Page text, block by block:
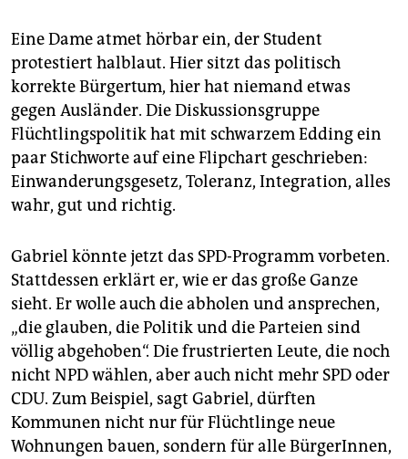
Eine Dame atmet hörbar ein, der Student
protestiert halblaut. Hier sitzt das politisch
korrekte Bürgertum, hier hat niemand etwas
gegen Ausländer. Die Diskussionsgruppe
Flüchtlingspolitik hat mit schwarzem Edding ein
paar Stichworte auf eine Flipchart geschrieben:
Einwanderungsgesetz, Toleranz, Integration, alles
wahr, gut und richtig.
Gabriel könnte jetzt das SPD-Programm vorbeten.
Stattdessen erklärt er, wie er das große Ganze
sieht. Er wolle auch die abholen und ansprechen,
„die glauben, die Politik und die Parteien sind
völlig abgehoben“. Die frustrierten Leute, die noch
nicht NPD wählen, aber auch nicht mehr SPD oder
CDU. Zum Beispiel, sagt Gabriel, dürften
Kommunen nicht nur für Flüchtlinge neue
Wohnungen bauen, sondern für alle BürgerInnen,